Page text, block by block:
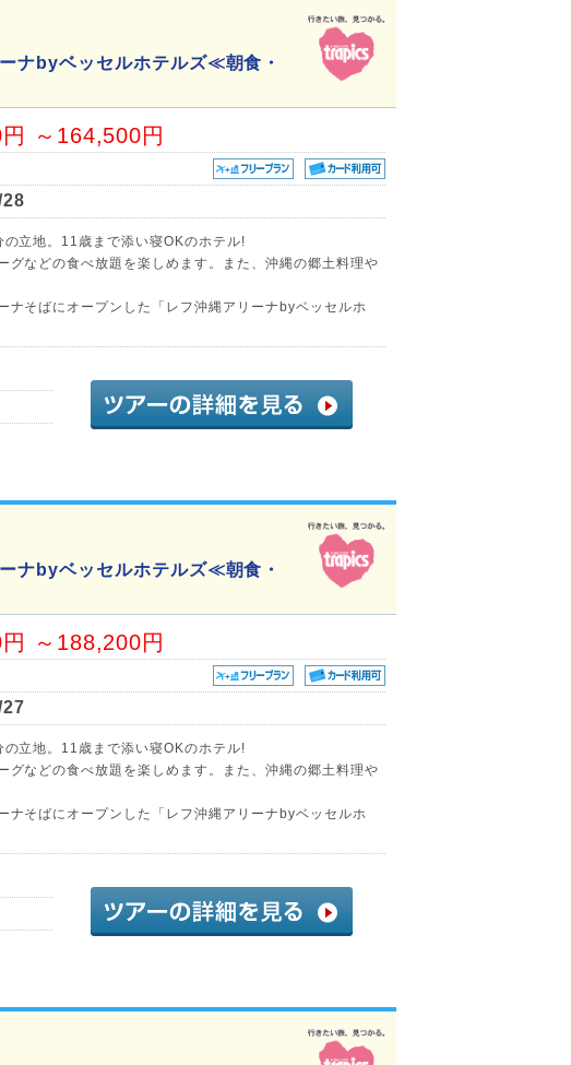
ナbyベッセルホテルズ≪朝食・
～164,500円
立地。11歳まで添い寝OKのホテル!
グなどの食べ放題を楽しめます。また、沖縄の郷土料理や
ナそばにオープンした「レフ沖縄アリーナbyベッセルホ
ナbyベッセルホテルズ≪朝食・
～188,200円
立地。11歳まで添い寝OKのホテル!
グなどの食べ放題を楽しめます。また、沖縄の郷土料理や
ナそばにオープンした「レフ沖縄アリーナbyベッセルホ